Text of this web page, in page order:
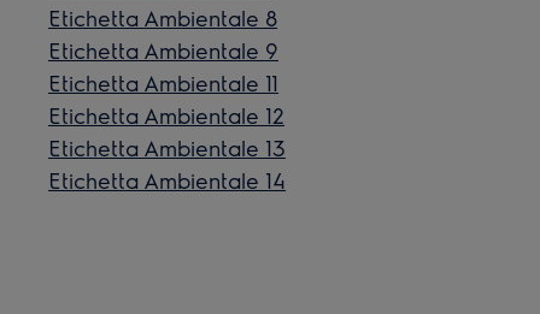
Etichetta Ambientale 8
Etichetta Ambientale 9
Etichetta Ambientale 11
Etichetta Ambientale 12
Etichetta Ambientale 13
Etichetta Ambientale 14